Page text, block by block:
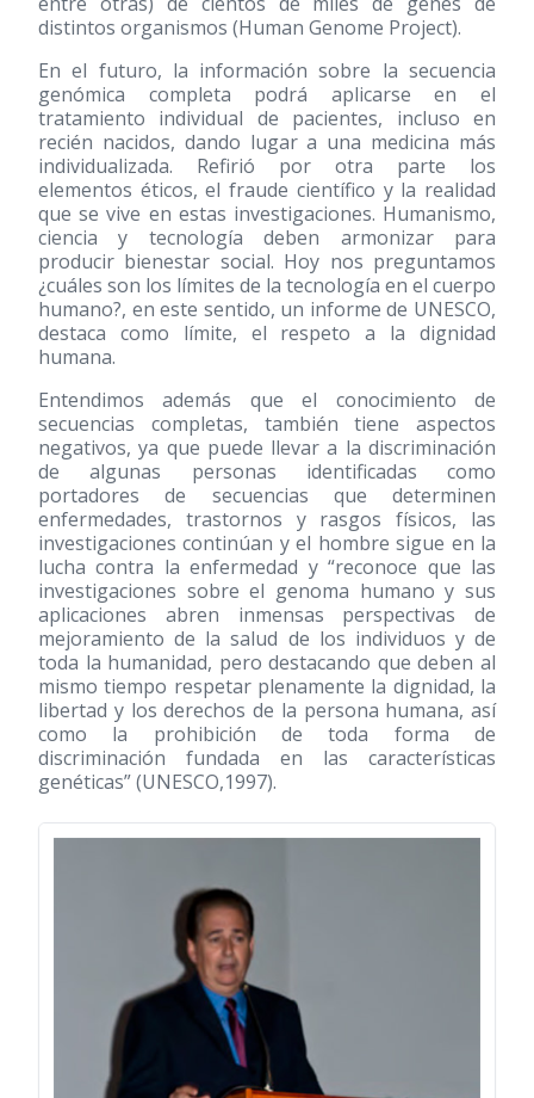
distintos organismos (Human Genome Project).
En el futuro, la información sobre la secuencia
genómica completa podrá aplicarse en el
tratamiento individual de pacientes, incluso en
recién nacidos, dando lugar a una medicina más
individualizada. Refirió por otra parte los
elementos éticos, el fraude científico y la realidad
que se vive en estas investigaciones. Humanismo,
ciencia y tecnología deben armonizar para
producir bienestar social. Hoy nos preguntamos
¿cuáles son los límites de la tecnología en el cuerpo
humano?, en este sentido, un informe de UNESCO,
destaca como límite, el respeto a la dignidad
humana.
Entendimos además que el conocimiento de
secuencias completas, también tiene aspectos
negativos, ya que puede llevar a la discriminación
de algunas personas identificadas como
portadores de secuencias que determinen
enfermedades, trastornos y rasgos físicos, las
investigaciones continúan y el hombre sigue en la
lucha contra la enfermedad y “reconoce que las
investigaciones sobre el genoma humano y sus
aplicaciones abren inmensas perspectivas de
mejoramiento de la salud de los individuos y de
toda la humanidad, pero destacando que deben al
mismo tiempo respetar plenamente la dignidad, la
libertad y los derechos de la persona humana, así
como la prohibición de toda forma de
discriminación fundada en las características
genéticas” (UNESCO,1997).